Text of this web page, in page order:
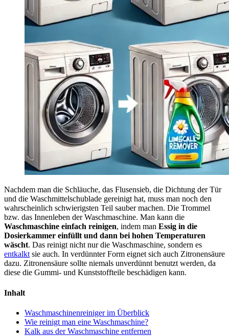
Nachdem man die Schläuche, das Flusensieb, die Dichtung der Tür
und die Waschmittelschublade gereinigt hat, muss man noch den
wahrscheinlich schwierigsten Teil sauber machen. Die Trommel
bzw. das Innenleben der Waschmaschine. Man kann die
Waschmaschine einfach reinigen, indem man Essig in die
Dosierkammer einfüllt und dann bei hohen Temperaturen
wäscht. Das reinigt nicht nur die Waschmaschine, sondern es
entkalkt sie auch. In verdünnter Form eignet sich auch Zitronensäure
dazu. Zitronensäure sollte niemals unverdünnt benutzt werden, da
diese die Gummi- und Kunststoffteile beschädigen kann.
Inhalt
Waschmaschinenreiniger im Überblick
Wie reinigt man eine Waschmaschine?
Kalk aus der Waschmaschine entfernen